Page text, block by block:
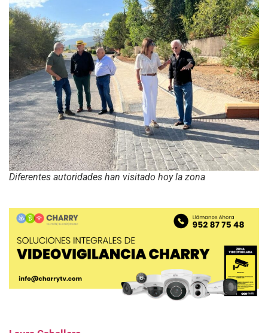
Diferentes autoridades han visitado hoy la zona